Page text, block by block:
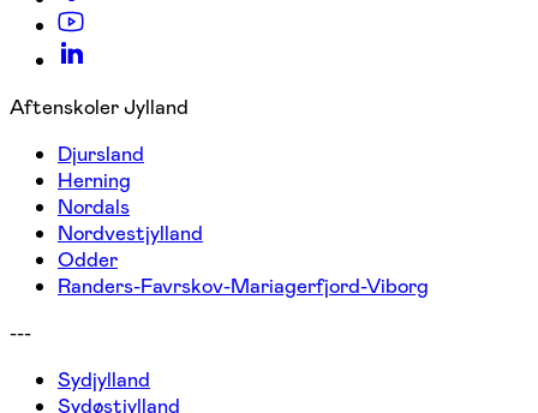
Aftenskoler Jylland
Djursland
Herning
Nordals
Nordvestjylland
Odder
Randers-Favrskov-Mariagerfjord-Viborg
---
Sydjylland
Sydøstjylland